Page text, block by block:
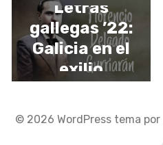
Letras
gallegas ’22:
Galicia en el
exilio
© 2026 WordPress tema por